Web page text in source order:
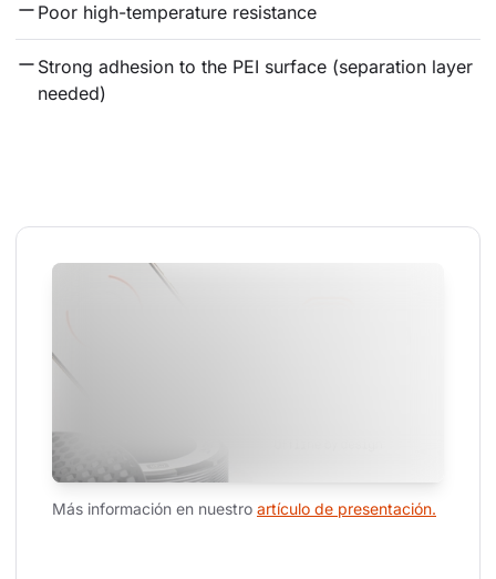
Poor high-temperature resistance
Strong adhesion to the PEI surface (separation layer
needed)
Más información en nuestro artículo de presentación.